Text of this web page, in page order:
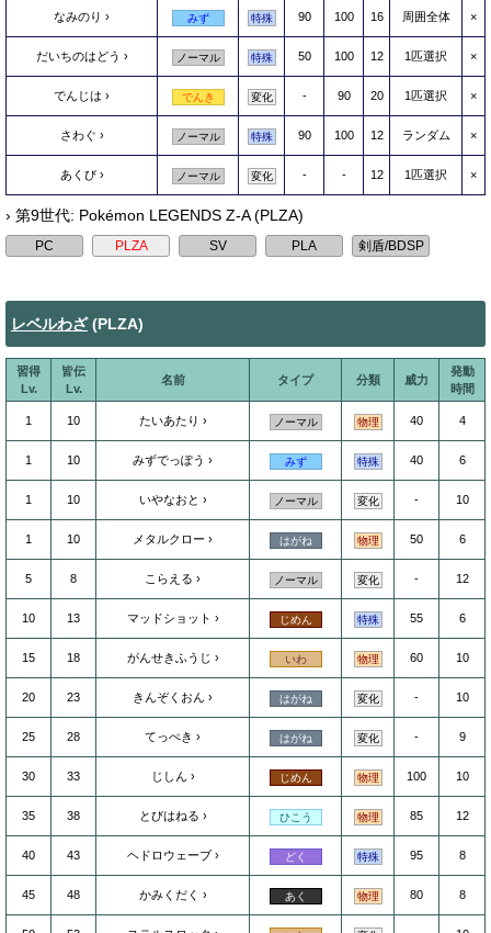
なみのり みず 特殊 90 100 16 周囲全体 ×
だいちのはどう ノーマル 特殊 50 100 12 1匹選択 ×
でんじは でんき 変化 - 90 20 1匹選択 ×
さわぐ ノーマル 特殊 90 100 12 ランダム ×
あくび ノーマル 変化 - - 12 1匹選択 ×
› 第9世代: Pokémon LEGENDS Z-A (PLZA)
レベルわざ(PLZA)
習得
Lv.
皆伝
Lv.
名前 タイプ 分類 威力
発動
時間
1 10 たいあたり ノーマル 物理 40 4
1 10 みずでっぽう みず 特殊 40 6
1 10 いやなおと ノーマル 変化 - 10
1 10 メタルクロー はがね 物理 50 6
5 8 こらえる ノーマル 変化 - 12
10 13 マッドショット じめん 特殊 55 6
15 18 がんせきふうじ いわ 物理 60 10
20 23 きんぞくおん はがね 変化 - 10
25 28 てっぺき はがね 変化 - 9
30 33 じしん じめん 物理 100 10
35 38 とびはねる ひこう 物理 85 12
40 43 ヘドロウェーブ どく 特殊 95 8
45 48 かみくだく あく 物理 80 8